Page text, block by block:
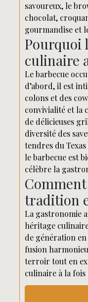
savoureux, le
chocolat,
gourmandise et
Pourquoi
culinaire
Le barbecue
d’abord, il est
colons et des
convivialité et la
de délicieuses
diversité des
tendres du
le barbecue est
célèbre la
tradition
La gastronomie
héritage
de génération
fusion
terroir tout en
culinaire à la